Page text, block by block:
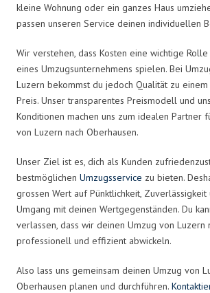
kleine Wohnung oder ein ganzes Haus
passen unseren Service deinen individuellen
Wir verstehen, dass Kosten eine wichtige
eines Umzugsunternehmens spielen. Bei
Luzern bekommst du jedoch Qualität zu
Preis. Unser transparentes Preismodell und
Konditionen machen uns zum idealen Partner
von Luzern nach Oberhausen.
Unser Ziel ist es, dich als Kunden
bestmöglichen Umzugsservice zu bieten.
grossen Wert auf Pünktlichkeit,
Umgang mit deinen Wertgegenständen. Du
verlassen, dass wir deinen Umzug von Luzern
professionell und effizient abwickeln.
Also lass uns gemeinsam deinen Umzug von
Oberhausen planen und durchführen.